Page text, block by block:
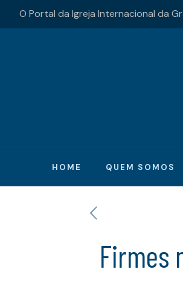
O Portal da Igreja Internacional da
HOME QUEM SOMOS
Firmes